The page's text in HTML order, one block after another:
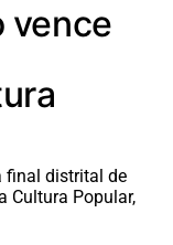
vence
final distrital de
Cultura Popular,